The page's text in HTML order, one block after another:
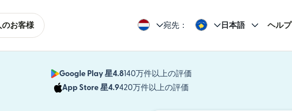
のお客様 宛先： 日本語 ヘルプ
Google Play 星4.8140万件以上の評価
（別ウィンドウで開きます）
App Store 星4.9420万件以上の評価
（別ウィンドウで開きます）